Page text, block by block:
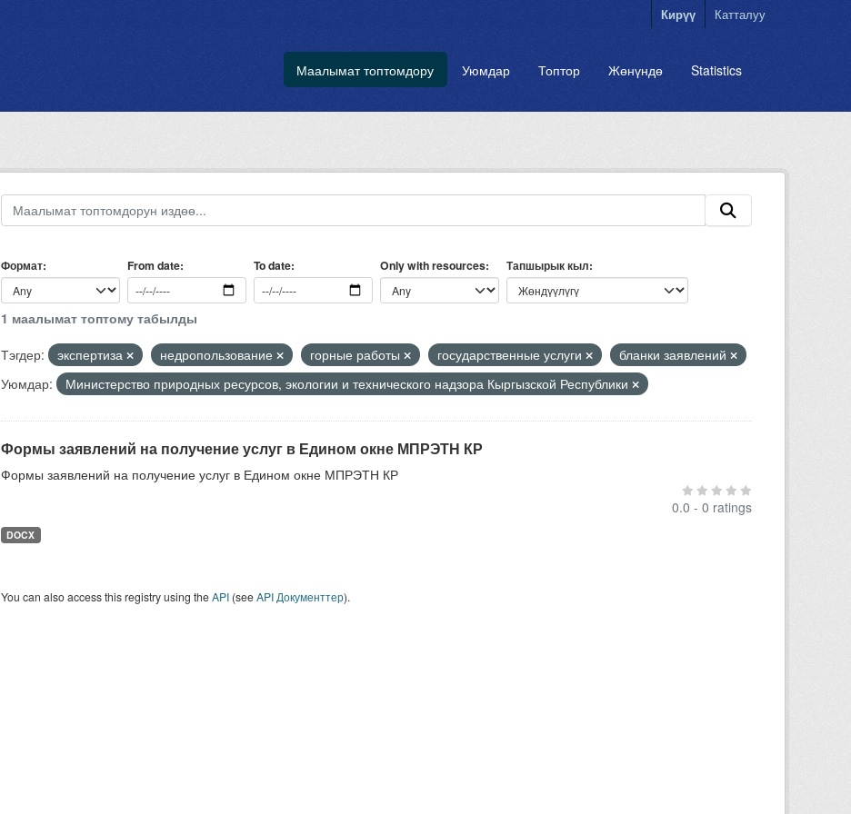
Кирүү Катталуу
Маалымат топтомдору Уюмдар Топтор Жөнүндө Statistics
Формат From date To date Only with resources Тапшырык кыл
1 маалымат топтому табылды
Тэгдер:
экспертиза недропользование горные работы государственные услуги
бланки заявлений
Уюмдар:
Министерство природных ресурсов, экологии и технического надзора Кыргызской Республики
Формы заявлений на получение услуг в Едином окне МПРЭТН КР
Формы заявлений на получение услуг в Едином окне МПРЭТН КР
0.0 - 0 ratings
DOCX
You can also access this registry using theAPI(seeAPI Документтер).